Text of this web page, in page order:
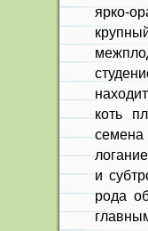
яр­ко-
коть
и
рода